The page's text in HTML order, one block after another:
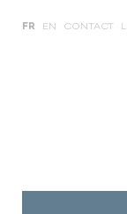
FR EN CONTACT